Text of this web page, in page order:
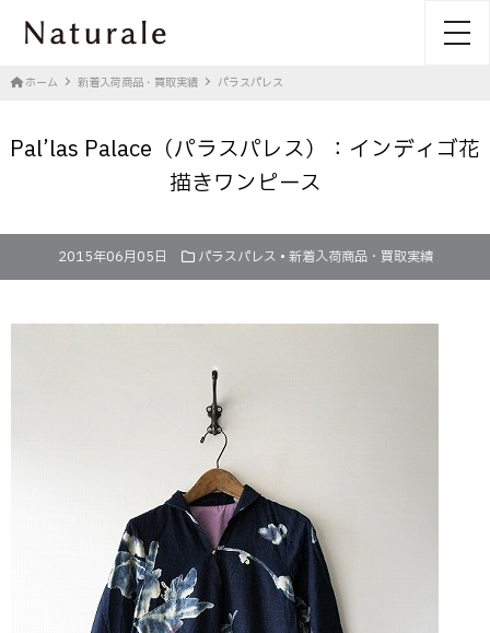
ホーム 新着入荷商品・買取実績 パラスパレス
Pal’las Palace（パラスパレス）：インディゴ花
描きワンピース
2015年06月05日 パラスパレス • 新着入荷商品・買取実績